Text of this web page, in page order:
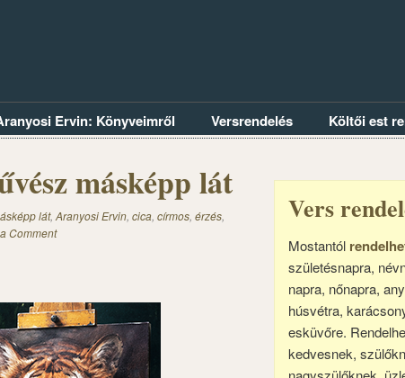
Ervin: Könyveimről Versrendelés Költői est
másképp lát
lát, Aranyosi Ervin, cica, círmos, érzés,
Comment
Vers
Mostantól
születésnapra,
napra, nőnapra,
húsvétra,
esküvőre.
kedvesnek,